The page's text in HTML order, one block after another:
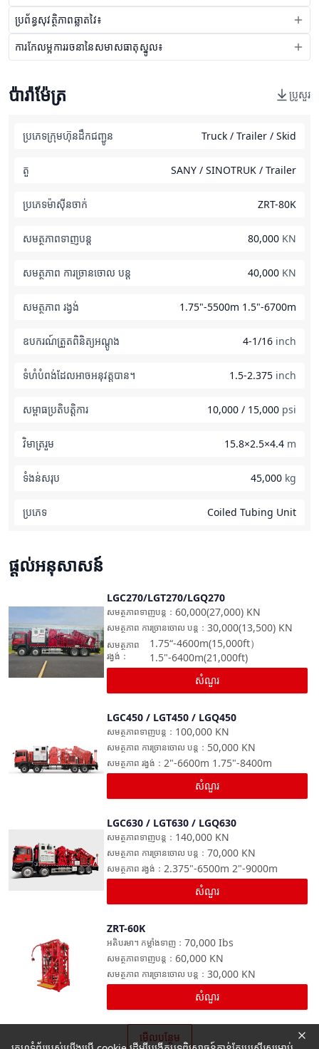
ប្រព័ន្ធសុវត្ថិភាពឆ្លាតវៃ៖
ការកែលម្អការរចនានៃសមាសធាតុស្នូល៖
ប៉ារ៉ាម៉ែត្រ ប្រូសួរ
ប្រភេទក្រុមហ៊ុនដឹកជញ្ជូន Truck / Trailer / Skid
តួ SANY / SINOTRUK / Trailer
ប្រភេទម៉ាស៊ីនចាក់ ZRT-80K
សមត្ថភាពទាញបន្ត 80,000 KN
សមត្ថភាព ការច្រានចោល បន្ត 40,000 KN
សមត្ថភាព រង្វង់ 1.75"-5500m 1.5"-6700m
ឧបករណ៍ត្រួតពិនិត្យអណ្តូង 4-1/16 inch
ទំហំបំពង់ដែលអាចអនុវត្តបាន។ 1.5-2.375 inch
សម្ពាធប្រតិបត្តិការ 10,000 / 15,000 psi
វិមាត្ររួម 15.8×2.5×4.4 m
ទំ​ង​ន់​សរុប 45,000 kg
ប្រភេទ Coiled Tubing Unit
ផ្តល់អនុសាសន៍
ប្រៀបធៀប
LGC270/LGT270/LGQ270
60,000(27,000) KN
សមត្ថភាពទាញបន្ត ：
30,000(13,500) KN
សមត្ថភាព ការច្រានចោល បន្ត ：
1.75“-4600m(15,000ft）
1.5"-6400m(21,000ft)
សមត្ថភាព
រង្វង់ ：
សំណួរ
LGC450 / LGT450 / LGQ450
100,000 KN
សមត្ថភាពទាញបន្ត ：
50,000 KN
សមត្ថភាព ការច្រានចោល បន្ត ：
2"-6600m 1.75"-8400m
សមត្ថភាព រង្វង់ ：
សំណួរ
LGC630 / LGT630 / LGQ630
140,000 KN
សមត្ថភាពទាញបន្ត ：
70,000 KN
សមត្ថភាព ការច្រានចោល បន្ត ：
2.375"-6500m 2"-9000m
សមត្ថភាព រង្វង់ ：
សំណួរ
ZRT-60K
70,000 Ibs
អតិបរមា។ កម្លាំងទាញ ：
60,000 KN
សមត្ថភាពទាញបន្ត ：
30,000 KN
សមត្ថភាព ការច្រានចោល បន្ត ：
សំណួរ
មើលបន្ថែម